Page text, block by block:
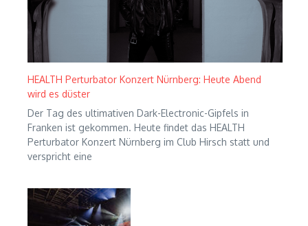
HEALTH Perturbator Konzert Nürnberg: Heute Abend
wird es düster
Der Tag des ultimativen Dark-Electronic-Gipfels in
Franken ist gekommen. Heute findet das HEALTH
Perturbator Konzert Nürnberg im Club Hirsch statt und
verspricht eine